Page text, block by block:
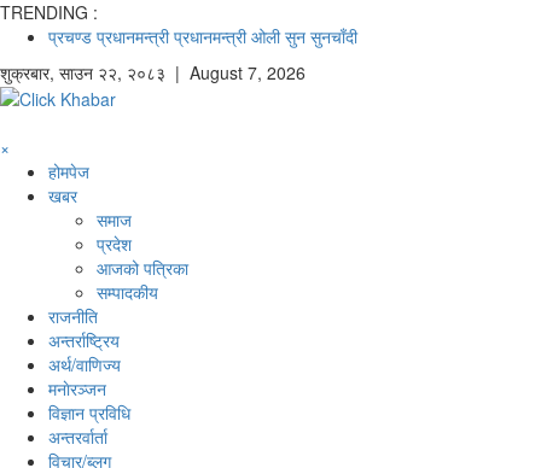
TRENDING :
प्रचण्ड प्रधानमन्त्री प्रधानमन्त्री ओली सुन सुनचाँदी
शुक्रबार, साउन २२, २०८३ | August 7, 2026
×
होमपेज
खबर
समाज
प्रदेश
आजको पत्रिका
सम्पादकीय
राजनीति
अन्तर्राष्ट्रिय
अर्थ/वाणिज्य
मनाेरञ्जन
विज्ञान प्रविधि
अन्तरर्वार्ता
विचार/ब्लग